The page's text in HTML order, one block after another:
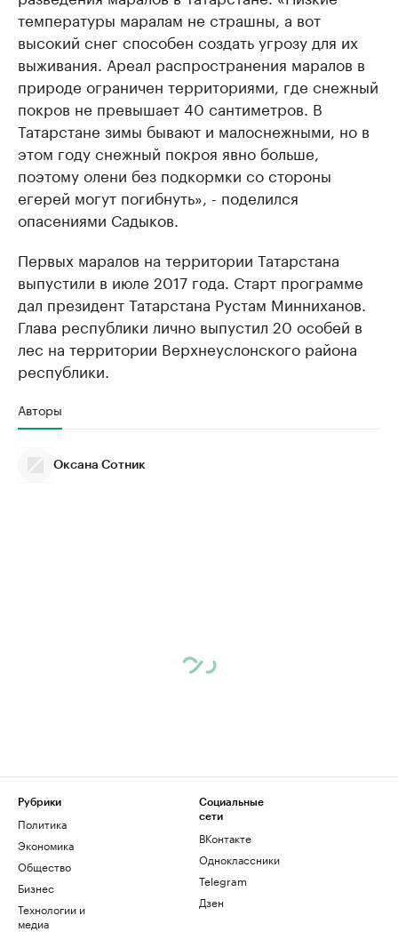
температуры маралам не страшны, а вот
высокий снег способен создать угрозу для их
выживания. Ареал распространения маралов в
природе ограничен территориями, где снежный
покров не превышает 40 сантиметров. В
Татарстане зимы бывают и малоснежными, но в
этом году снежный покроя явно больше,
поэтому олени без подкормки со стороны
егерей могут погибнуть», - поделился
опасениями Садыков.
Первых маралов на территории Татарстана
выпустили в июле 2017 года. Старт программе
дал президент Татарстана Рустам Минниханов.
Глава республики лично выпустил 20 особей в
лес на территории Верхнеуслонского района
республики.
Авторы
Оксана Сотник
Рубрики
Политика
Экономика
Общество
Бизнес
Технологии и
медиа
Социальные
сети
ВКонтакте
Одноклассники
Telegram
Дзен